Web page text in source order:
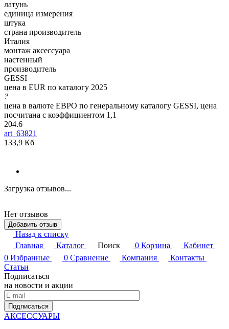
латунь
единица измерения
штука
страна производитель
Италия
монтаж аксессуара
настенный
производитель
GESSI
цена в EUR по каталогу 2025
?
цена в валюте ЕВРО по генеральному каталогу GESSI, цена
посчитана с коэффициентом 1,1
204.6
art_63821
133,9 Кб
Загрузка отзывов...
Нет отзывов
Добавить отзыв
Назад к списку
Главная
Каталог Поиск 0 Корзина
Кабинет
0 Избранные 0 Сравнение Компания
Контакты
Статьи
Подписаться
на новости и акции
Подписаться
АКСЕССУАРЫ